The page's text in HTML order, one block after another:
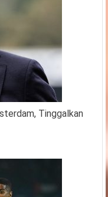
Tinggalkan